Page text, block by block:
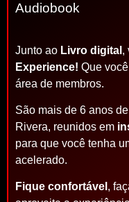
Audiobook
Junto ao Livro digital ,
Experience! Que
área de membros.
São mais de 6 anos
Rivera, reunidos em
para que você tenha
acelerado.
Fique confortável ,